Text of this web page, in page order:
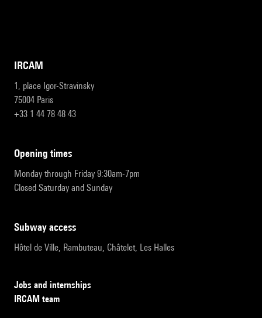
IRCAM
1, place Igor-Stravinsky
75004 Paris
+33 1 44 78 48 43
opening times
Monday through Friday 9:30am-7pm
Closed Saturday and Sunday
subway access
Hôtel de Ville, Rambuteau, Châtelet, Les Halles
Jobs and internships
IRCAM team